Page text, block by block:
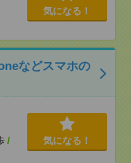
気になる！
などスマホの
/
気になる！